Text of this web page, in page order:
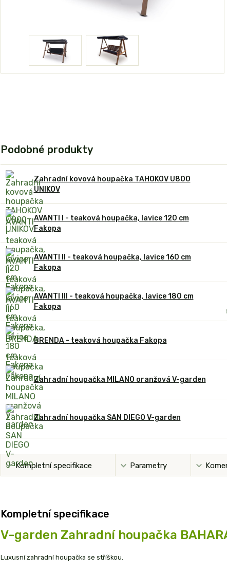
Podobné produkty
Zahradní kovová houpačka TAHOKOV U800
UNIKOV
AVANTI I - teaková houpačka, lavice 120 cm
Fakopa
AVANTI II - teaková houpačka, lavice 160 cm
Fakopa
AVANTI III - teaková houpačka, lavice 180 cm
Fakopa
BRENDA - teaková houpačka Fakopa
Zahradní houpačka MILANO oranžová V-garden
Zahradní houpačka SAN DIEGO V-garden
Kompletní specifikace Parametry
Kompletní specifikace
V-garden Zahradní houpačka
Luxusní zahradní houpačka se stříškou.